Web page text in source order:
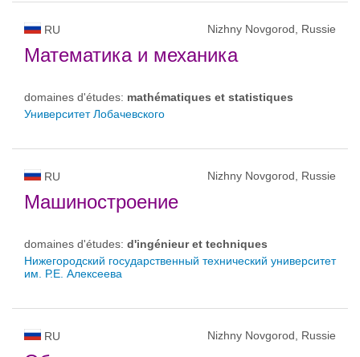
RU Nizhny Novgorod, Russie
Математика и механика
domaines d'études: mathématiques et statistiques
Университет Лобачевского
RU Nizhny Novgorod, Russie
Машиностроение
domaines d'études: d'ingénieur et techniques
Нижегородский государственный технический университет
им. Р.Е. Алексеева
RU Nizhny Novgorod, Russie